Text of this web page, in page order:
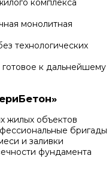
комплекса
монолитная
технологических
готовое к дальнейшему
жилых объектов
бригады
и заливки
фундамента